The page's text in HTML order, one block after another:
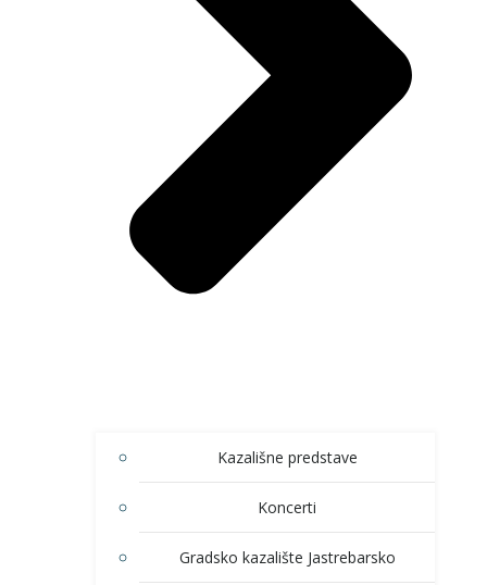
Kazališne predstave
Koncerti
Gradsko kazalište Jastrebarsko